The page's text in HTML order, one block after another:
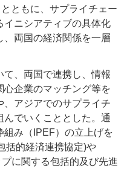
ともに、サプライチェー
イニシアティブの具体化
両国の経済関係を一層
、両国で連携し、情報
企業のマッチング等を
アジアでのサプライチ
んでいくこととした。通
み（IPEF）の立上げを
括的経済連携協定)や
に関する包括的及び先進